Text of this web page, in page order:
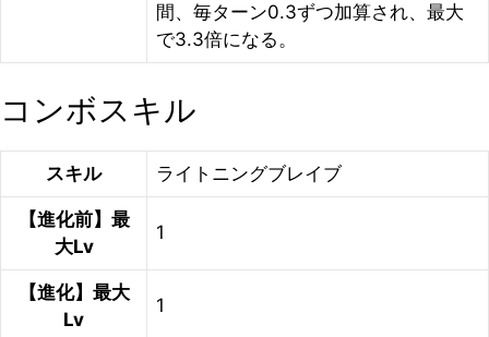
間、毎ターン0.3ずつ加算され、最大
で3.3倍になる。
コンボスキル
スキル ライトニングブレイブ
【進化前】最
大Lv
1
【進化】最大
Lv
1